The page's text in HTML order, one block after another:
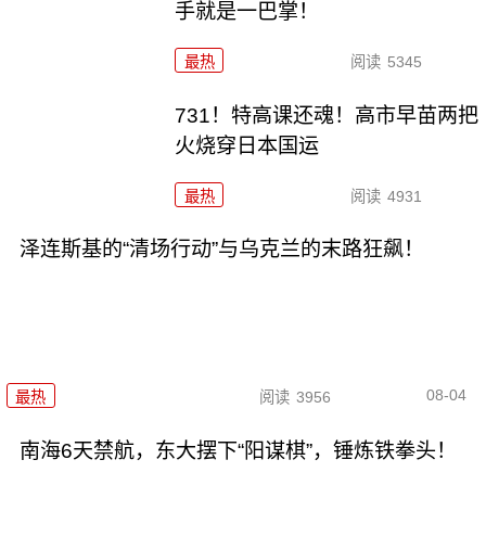
手就是一巴掌！
最热 阅读 5345
731！特高课还魂！高市早苗两把
火烧穿日本国运
最热 阅读 4931
泽连斯基的“清场行动”与乌克兰的末路狂飙！
最热 阅读 3956 08-04
南海6天禁航，东大摆下“阳谋棋”，锤炼铁拳头！